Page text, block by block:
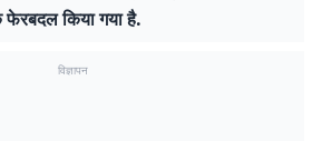
फेरबदल किया गया है.
विज्ञापन